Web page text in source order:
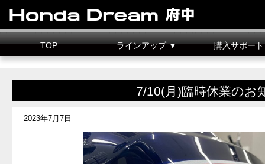
TOP ラインアップ ▼ 購入サポー
7/10(月)臨時休業のお
2023年7月7日